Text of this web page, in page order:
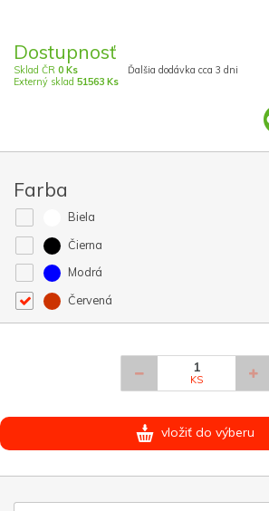
Dostupnosť
Sklad ČR 0 Ks
Externý sklad 51563 Ks
Ďalšia dodávka cca 3 dni
Farba
Biela
Čierna
Modrá
Červená
KS
vložiť do výberu